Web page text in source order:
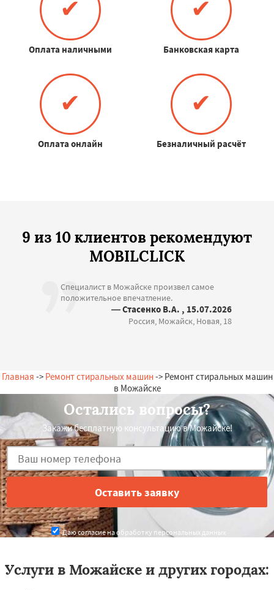
✔
Оплата наличными
✔
Банковская карта
✔
Оплата онлайн
✔
Безналичный расчёт
9 из 10 клиентов рекомендуют
MOBILCLICK
Специалист в Можайске произвел самое
положительное впечатление.
— Стасенко В.А. , 15.07.2026
Россия, Можайск, Новая, 18
Главная -> Ремонт стиральных машин-> Ремонт стиральных машин
в Можайске
Остались вопросы?
Закажи бесплатную консультацию в Можайске!
Даю согласие на обработку персональных данных
Услуги в Можайске и других городах: